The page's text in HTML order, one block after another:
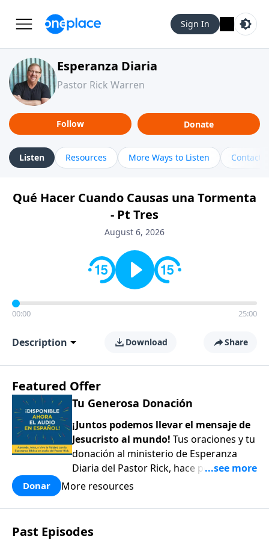
Sign In
Esperanza Diaria
Pastor Rick Warren
Follow Donate
Listen Resources More Ways to Listen Contact
Qué Hacer Cuando Causas una Tormenta
- Pt Tres
August 6, 2026
00:00 25:00
Description Download Share
Featured Offer
Tu Generosa Donación
¡Juntos podemos llevar el mensaje de
Jesucristo al mundo! Tus oraciones y tu
donación al ministerio de Esperanza
Diaria del Pastor Rick, hace posible
compartir el amor y la esperanza de
perdidos y desesperados alrededor del
mundo. ¡Gracias por tu generoso
Donar More resources
Past Episodes